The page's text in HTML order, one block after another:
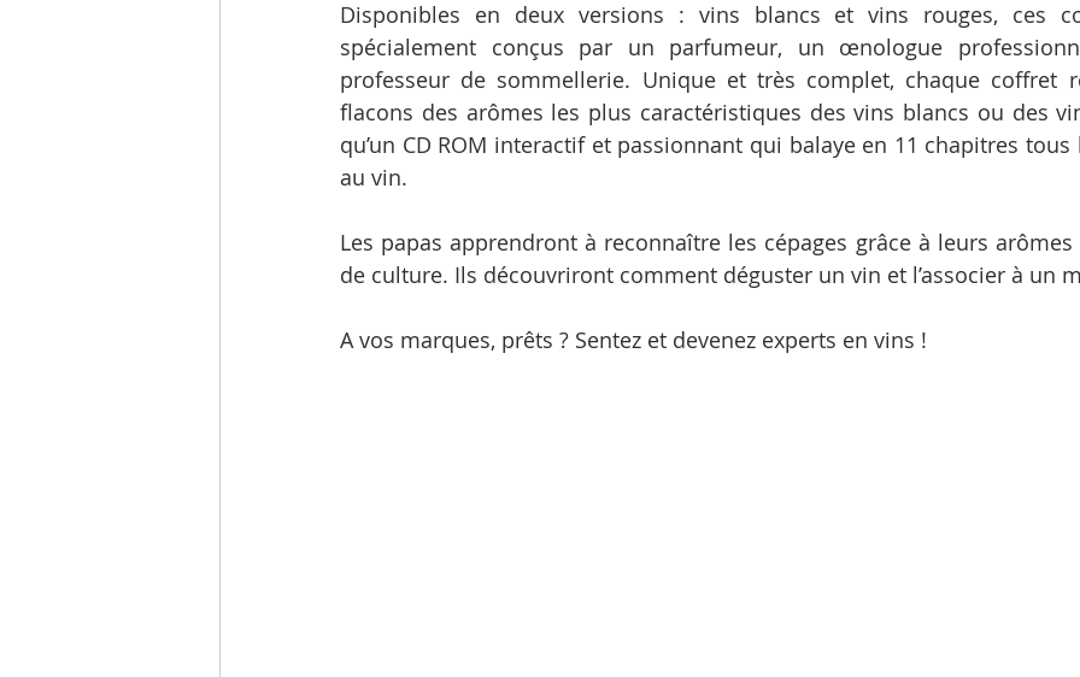
Disponibles en deux versions : vins blancs et vins rouges, ces
spécialement conçus par un parfumeur, un œnologue
professeur de sommellerie. Unique et très complet, chaque coffret
flacons des arômes les plus caractéristiques des vins blancs ou des
qu’un CD ROM interactif et passionnant qui balaye en 11 chapitres tous
au vin.
Les papas apprendront à reconnaître les cépages grâce à leurs
de culture. Ils découvriront comment déguster un vin et l’associer à un
A vos marques, prêts ? Sentez et devenez experts en vins !